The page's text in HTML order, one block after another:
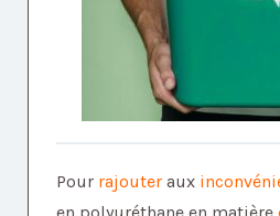
Pour rajouter aux
en polyuréthane en matière